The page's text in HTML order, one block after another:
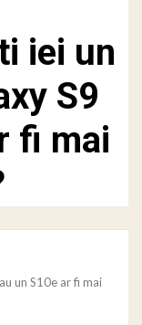
iei un
S9
fi mai
un S10e ar fi mai